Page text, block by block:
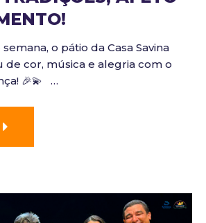
o pátio da Casa Savina
de cor, música e alegria com o
🎉💫 …